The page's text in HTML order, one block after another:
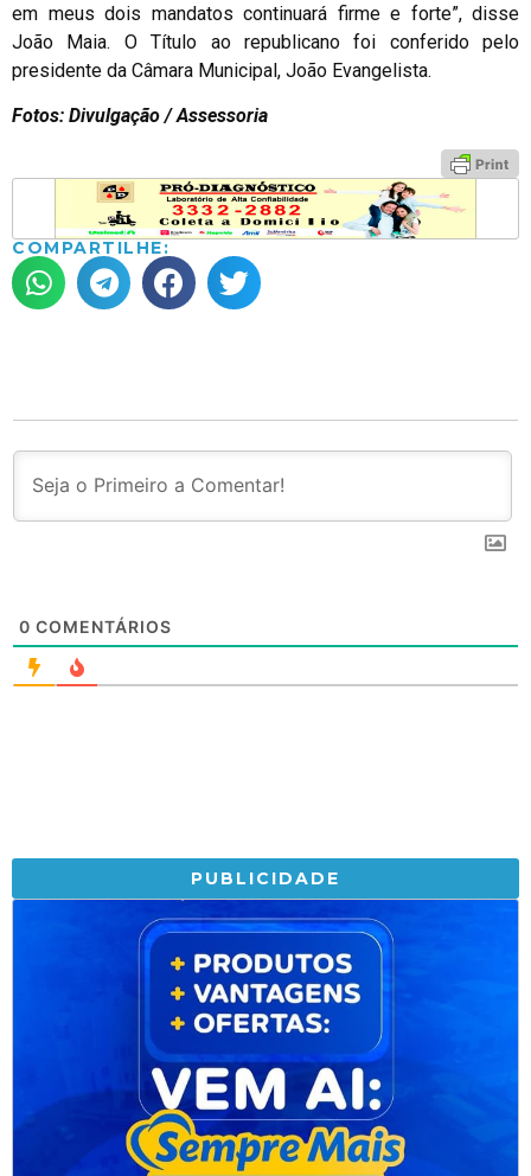
em meus dois mandatos continuará firme e forte”, disse
João Maia. O Título ao republicano foi conferido pelo
presidente da Câmara Municipal, João Evangelista.
Fotos: Divulgação / Assessoria
COMPARTILHE:
0 COMENTÁRIOS
PUBLICIDADE